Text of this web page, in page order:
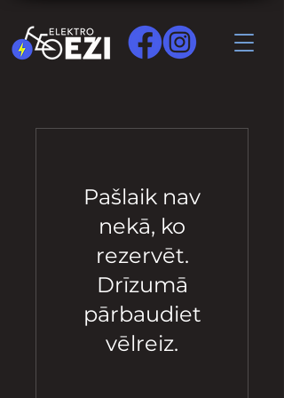
Pašlaik nav
nekā, ko
rezervēt.
Drīzumā
pārbaudiet
vēlreiz.